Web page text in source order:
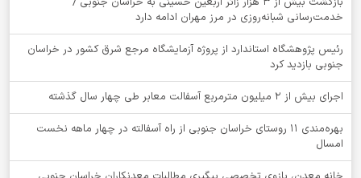
خدمت‌رسانی شبانه‌روزی در مرز مهران ادامه دارد
رئیس پژوهشگاه استاندارد از پروژه آزمایشگاه مرجع شرق کشور در خراسان
جنوبی بازدید کرد
اجرای بیش از ۲ میلیون مترمربع آسفالت معابر طی چهار سال گذشته
بهره‌مندی ۱۱ روستای خراسان جنوبی از راه آسفالته در چهار ماهه نخست
امسال